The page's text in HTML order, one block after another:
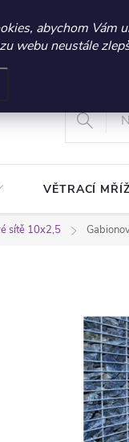
2026 – sleva 300
abychom Vám
webu neustále
Vrácení a
VĚTRACÍ
sítě 10x2,5